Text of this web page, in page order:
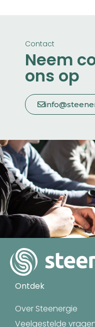
Contact
Neem
ons op
Ontdek
Over Steenergie
Veelgestelde